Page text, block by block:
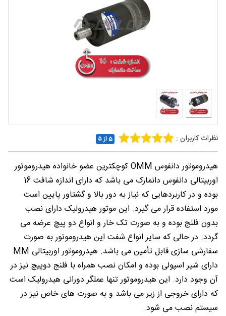
ما
نظرات کاربران : 5 از ۵
هیدروموتور دانفوس OMM کوچکترین عضو خانواده هیدروموتور
اوربیتالی دانفوس دانمارک می باشد که دارای اندازه شافت 16
بوده و در کاربردهایی که نیاز به دور بالا و گشتاور پایین است
مورد استفاده قرار می گیرد. این موتور هیدرولیک دارای نصب
بدون فلنج بوده و به صورت تک خار و انواع دو پیچ عرضه می
گردد. در حالی که سایر انواع شفت این هیدروموتور به صورت
سفارشی سازی قابل تأمین می باشد. هیدروموتور اوربیتالی MM
دارای شیر اسپولی بوده و امکان نصب همراه با فلنج دوپیچ نیز در
آن وجود دارد. این هیدروموتور تنها عملگر دورانی هیدرولیک است
که دارای خروجی از زیر می باشد و به صورت های خاص نیز در
سیستم نصب می شود.